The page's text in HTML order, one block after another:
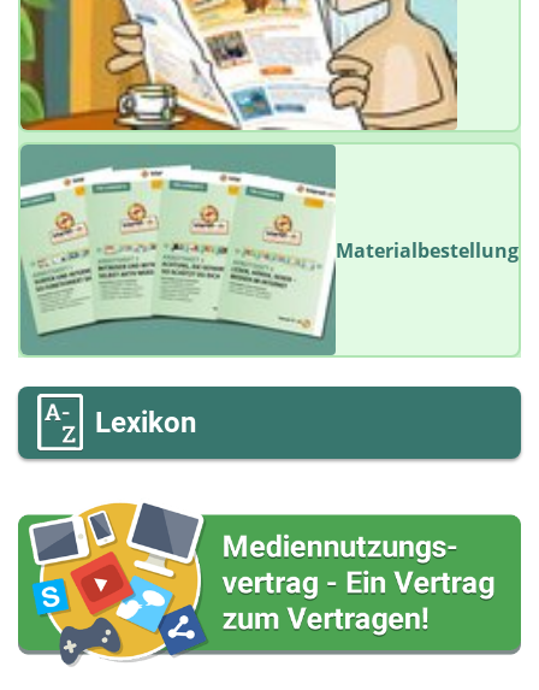
Materialbestellung
Lexikon